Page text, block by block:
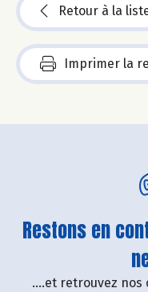
Retour à la
Imprimer la
Restons en
....et retrouvez